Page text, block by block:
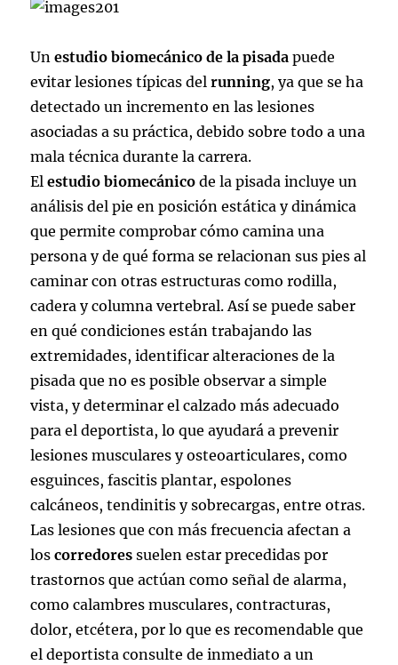
Un estudio biomecánico de la pisada puede
evitar lesiones típicas del running, ya que se ha
detectado un incremento en las lesiones
asociadas a su práctica, debido sobre todo a una
mala técnica durante la carrera.
El estudio biomecánico de la pisada incluye un
análisis del pie en posición estática y dinámica
que permite comprobar cómo camina una
persona y de qué forma se relacionan sus pies al
caminar con otras estructuras como rodilla,
cadera y columna vertebral. Así se puede saber
en qué condiciones están trabajando las
extremidades, identificar alteraciones de la
pisada que no es posible observar a simple
vista, y determinar el calzado más adecuado
para el deportista, lo que ayudará a prevenir
lesiones musculares y osteoarticulares, como
esguinces, fascitis plantar, espolones
calcáneos, tendinitis y sobrecargas, entre otras.
Las lesiones que con más frecuencia afectan a
loscorredores suelen estar precedidas por
trastornos que actúan como señal de alarma,
como calambres musculares, contracturas,
dolor, etcétera, por lo que es recomendable que
el deportista consulte de inmediato a un